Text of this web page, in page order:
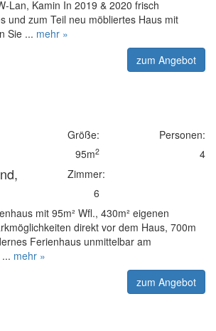
Lan, Kamin In 2019 & 2020 frisch
und zum Teil neu möbliertes Haus mit
Sie ... mehr »
zum Angebot
Größe:
95m2
Zimmer:
6
Personen:
4
mit 95m² Wfl., 430m² eigenen
direkt vor dem Haus, 700m
Ferienhaus unmittelbar am
mehr »
zum Angebot